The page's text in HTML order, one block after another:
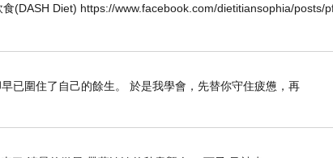
(DASH Diet) https://www.facebook.com/dietitiansophia/posts/
已圍住了自己的餘生。 於是我學會，先替你守住疲憊，再